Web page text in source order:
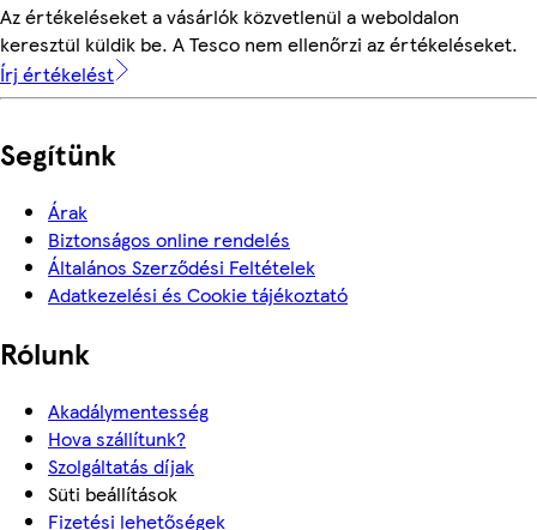
Az értékeléseket a vásárlók közvetlenül a weboldalon
keresztül küldik be. A Tesco nem ellenőrzi az értékeléseket.
Írj értékelést
Segítünk
Árak
Biztonságos online rendelés
Általános Szerződési Feltételek
Adatkezelési és Cookie tájékoztató
Rólunk
Akadálymentesség
Hova szállítunk?
Szolgáltatás díjak
Süti beállítások
Fizetési lehetőségek